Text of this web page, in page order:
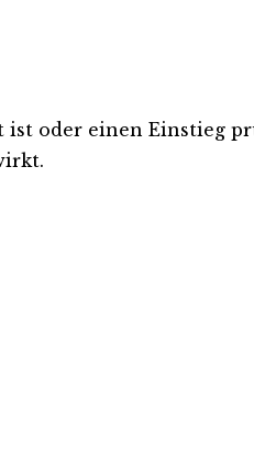
ist oder einen Einstieg